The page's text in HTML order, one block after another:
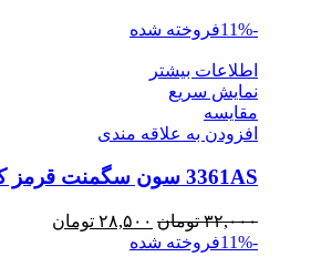
-11% فروخته شده
اطلاعات بیشتر
نمایش سریع
مقايسه
افزودن به علاقه مندی
3361AS سون سگمنت قرمز کاتد مشترک 3 رقم
۳۲,۰۰۰ تومان قیمت
اصلی
۲۸,۵۰۰ تومان
-11% فروخته شده